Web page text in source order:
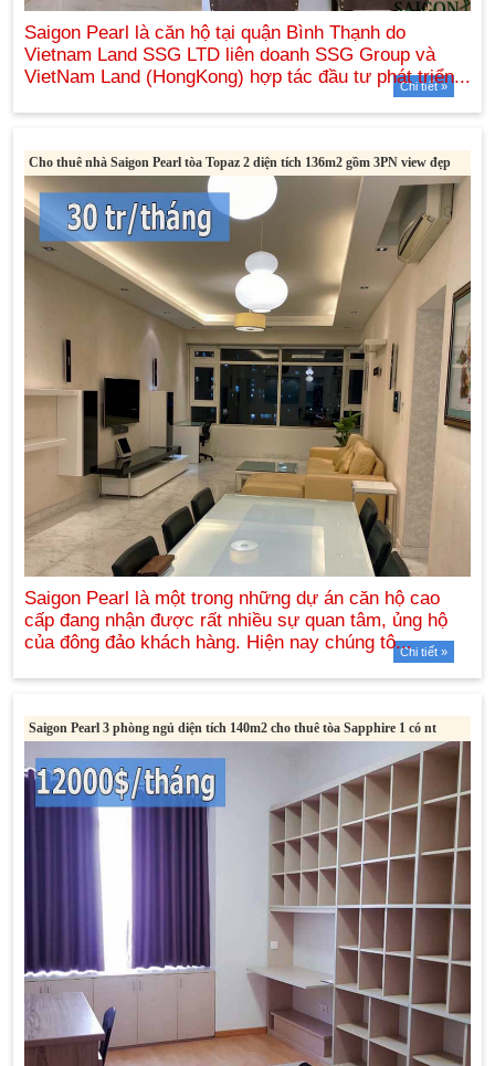
Chi tiết »
Cho thuê nhà Saigon Pearl tòa Topaz 2 diện tích 136m2 gồm 3PN view đẹp
Chi tiết »
Saigon Pearl 3 phòng ngủ diện tích 140m2 cho thuê tòa Sapphire 1 có nt